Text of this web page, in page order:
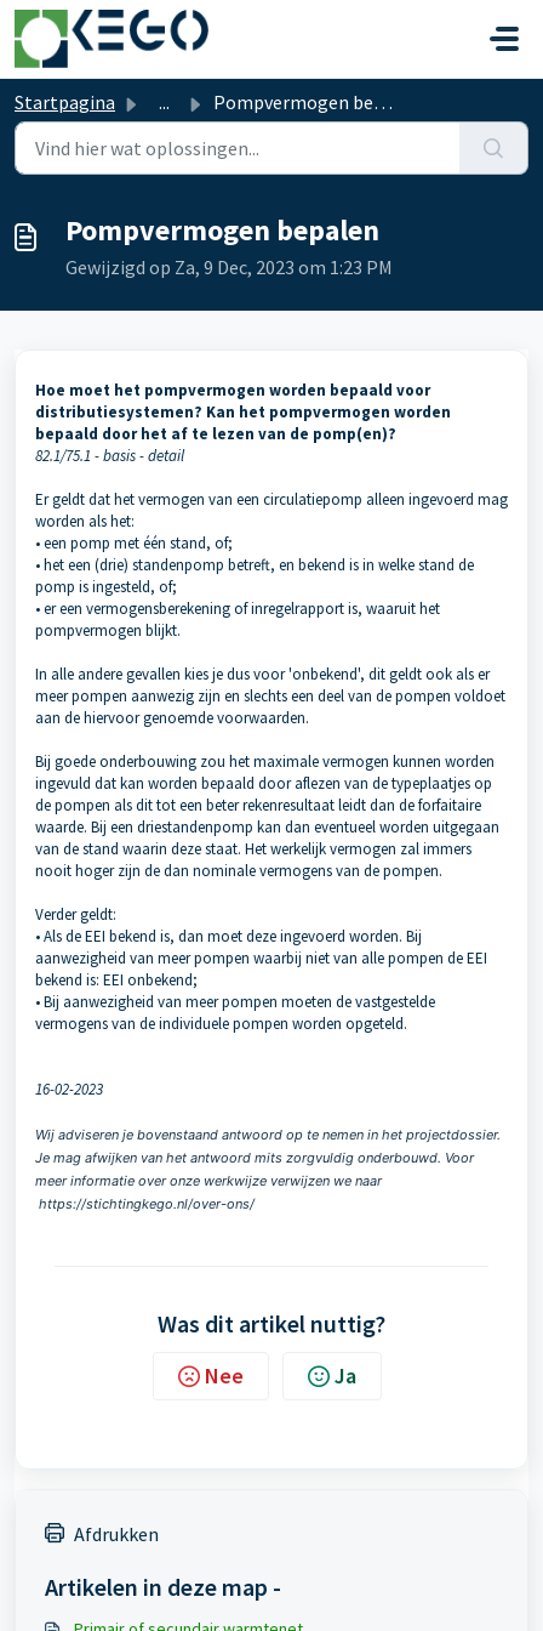
Doorgaan naar hoofdinhoud
Startpagina ... Pompvermogen bepalen
Pompvermogen bepalen
Gewijzigd op Za, 9 Dec, 2023 om 1:23 PM
Hoe moet het pompvermogen worden bepaald voor
distributiesystemen? Kan het pompvermogen worden
bepaald door het af te lezen van de pomp(en)?
82.1/75.1 - basis - detail
Er geldt dat het vermogen van een circulatiepomp alleen ingevoerd mag
worden als het:
• een pomp met één stand, of;
• het een (drie) standenpomp betreft, en bekend is in welke stand de
pomp is ingesteld, of;
• er een vermogensberekening of inregelrapport is, waaruit het
pompvermogen blijkt.
In alle andere gevallen kies je dus voor 'onbekend', dit geldt ook als er
meer pompen aanwezig zijn en slechts een deel van de pompen voldoet
aan de hiervoor genoemde voorwaarden.
Bij goede onderbouwing zou het maximale vermogen kunnen worden
ingevuld dat kan worden bepaald door aflezen van de typeplaatjes op
de pompen als dit tot een beter rekenresultaat leidt dan de forfaitaire
waarde. Bij een driestandenpomp kan dan eventueel worden uitgegaan
van de stand waarin deze staat. Het werkelijk vermogen zal immers
nooit hoger zijn de dan nominale vermogens van de pompen.
Verder geldt:
• Als de EEI bekend is, dan moet deze ingevoerd worden. Bij
aanwezigheid van meer pompen waarbij niet van alle pompen de EEI
bekend is: EEI onbekend;
• Bij aanwezigheid van meer pompen moeten de vastgestelde
vermogens van de individuele pompen worden opgeteld.
16-02-2023
Wij adviseren je bovenstaand antwoord op te nemen in het projectdossier.
Je mag afwijken van het antwoord mits zorgvuldig onderbouwd. Voor
meer informatie over onze werkwijze verwijzen we naar
https://stichtingkego.nl/over-ons/
Was dit artikel nuttig?
Nee Ja
Afdrukken
Artikelen in deze map -